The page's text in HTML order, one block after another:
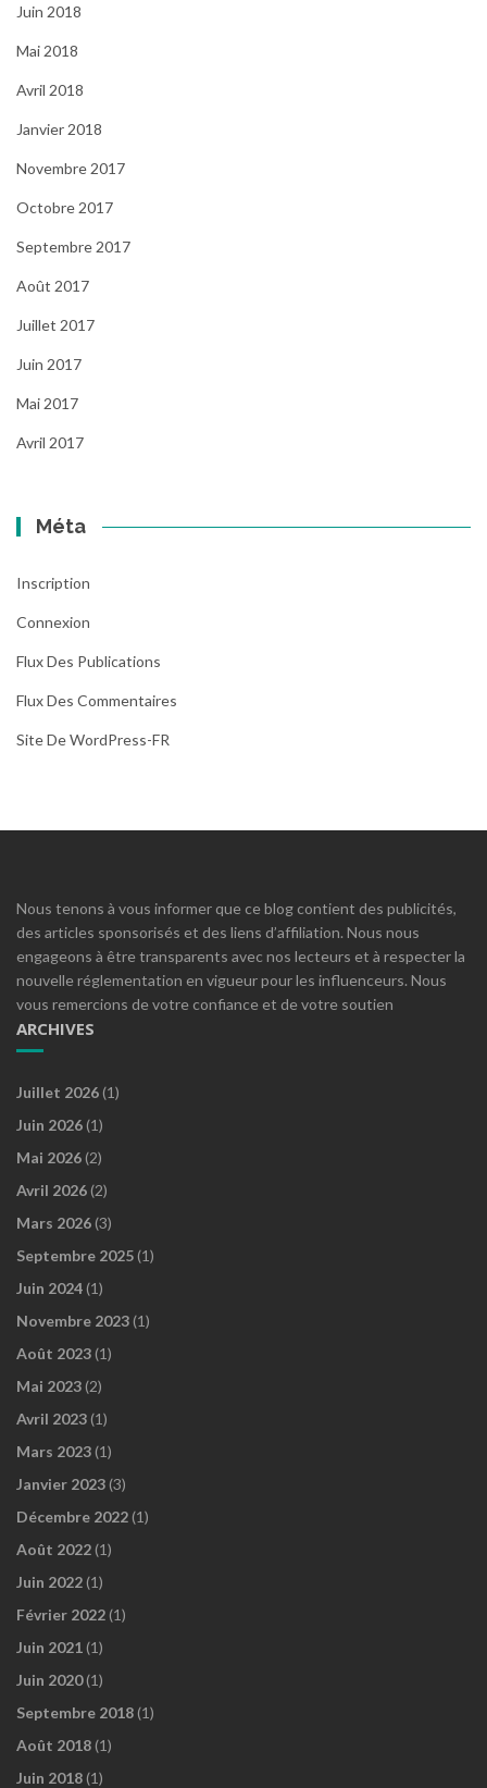
Juin 2018
Mai 2018
Avril 2018
Janvier 2018
Novembre 2017
Octobre 2017
Septembre 2017
Août 2017
Juillet 2017
Juin 2017
Mai 2017
Avril 2017
Méta
Inscription
Connexion
Flux Des Publications
Flux Des Commentaires
Site De WordPress-FR
Nous tenons à vous informer que ce blog contient des publicités,
des articles sponsorisés et des liens d’affiliation. Nous nous
engageons à être transparents avec nos lecteurs et à respecter la
nouvelle réglementation en vigueur pour les influenceurs. Nous
vous remercions de votre confiance et de votre soutien
ARCHIVES
Juillet 2026 (1)
Juin 2026 (1)
Mai 2026 (2)
Avril 2026 (2)
Mars 2026 (3)
Septembre 2025 (1)
Juin 2024 (1)
Novembre 2023 (1)
Août 2023 (1)
Mai 2023 (2)
Avril 2023 (1)
Mars 2023 (1)
Janvier 2023 (3)
Décembre 2022 (1)
Août 2022 (1)
Juin 2022 (1)
Février 2022 (1)
Juin 2021 (1)
Juin 2020(1)
Septembre 2018 (1)
Août 2018 (1)
Juin 2018 (1)